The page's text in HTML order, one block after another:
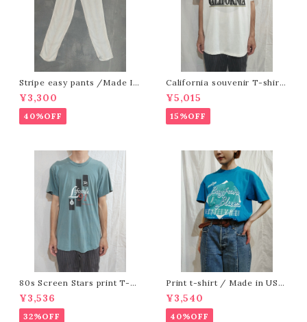
Stripe easy pants /Made In
USA [O-631]
¥3,300
40%OFF
California souvenir T-shirt
[e-109] カリフォルニアスーベニ
アTシャツ
¥5,015
15%OFF
80s Screen Stars print T-sh
irt /Made In Ireland [e-118]
80年代スクリーンスターズプリン
トTシャツ
¥3,536
32%OFF
Print t-shirt / Made in USA
[fa-178]アメリカ製 プリントTシ
ャツ
¥3,540
40%OFF